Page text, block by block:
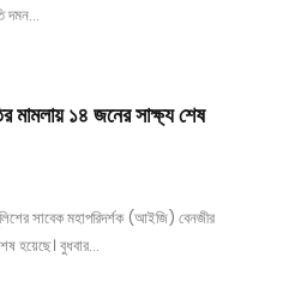
দমন…
মামলায় ১৪ জনের সাক্ষ্য শেষ
সাবেক মহাপরিদর্শক (আইজি) বেনজীর
হয়েছে। বুধবার…